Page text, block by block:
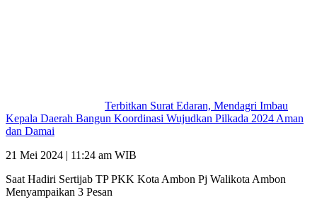
Terbitkan Surat Edaran, Mendagri Imbau
Kepala Daerah Bangun Koordinasi Wujudkan Pilkada 2024 Aman
dan Damai
21 Mei 2024 | 11:24 am WIB
Saat Hadiri Sertijab TP PKK Kota Ambon Pj Walikota Ambon
Menyampaikan 3 Pesan